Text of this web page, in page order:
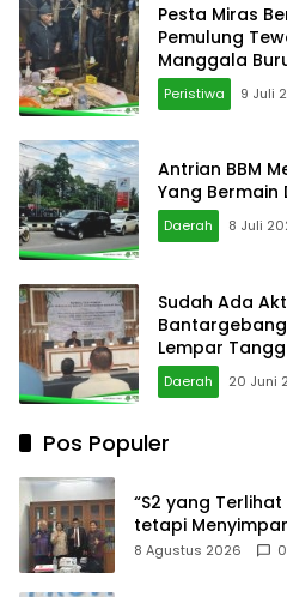
Pesta Miras
Pemulung
Manggala
Peristiwa 9 Juli
Antrian BBM
Yang Bermain
Daerah 8 Juli
Sudah Ada
Lempar
Daerah 20 Juni
Pos Populer
“S2 yang
tetapi
yang Tidak
8 Agustus 2026 0